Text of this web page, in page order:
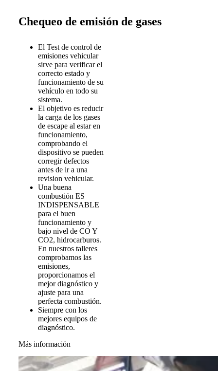
Chequeo de emisión de gases
El Test de control de
emisiones vehicular
sirve para verificar el
correcto estado y
funcionamiento de su
vehículo en todo su
sistema.
El objetivo es reducir
la carga de los gases
de escape al estar en
funcionamiento,
comprobando el
dispositivo se pueden
corregir defectos
antes de ir a una
revision vehicular.
Una buena
combustión ES
INDISPENSABLE
para el buen
funcionamiento y
bajo nivel de CO Y
CO2, hidrocarburos.
En nuestros talleres
comprobamos las
emisiones,
proporcionamos el
mejor diagnóstico y
ajuste para una
perfecta combustión.
Siempre con los
mejores equipos de
diagnóstico.
Más información